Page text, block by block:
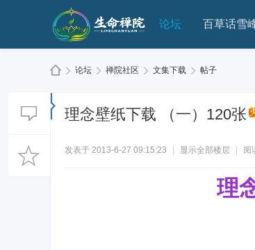
论坛 百草话雪
论坛 禅院社区 文集下载 帖子
理念壁纸下载 （一）120张
发表于 2013-6-27 09:15:23 显示全部楼层 阅
理